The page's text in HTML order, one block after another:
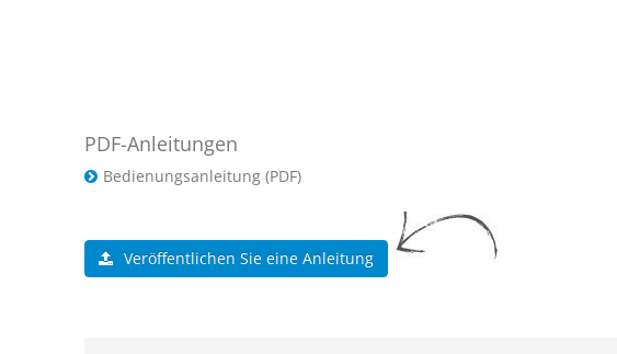
PDF-Anleitungen
Bedienungsanleitung (PDF)
Veröffentlichen Sie eine Anleitung